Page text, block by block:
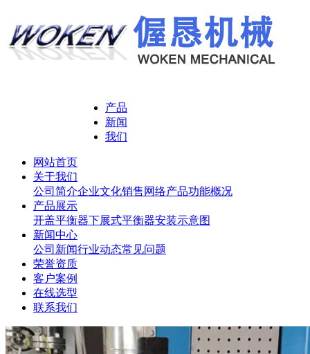
产品
新闻
我们
网站首页
关于我们
公司简介企业文化销售网络产品功能概况
产品展示
开盖平衡器下展式平衡器安装示意图
新闻中心
公司新闻行业动态常见问题
荣誉资质
客户案例
在线选型
联系我们